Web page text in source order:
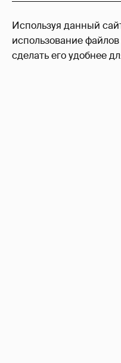
Используя данный
использование
сделать его удобнее
541
Войдите в аккаунт
оставлять